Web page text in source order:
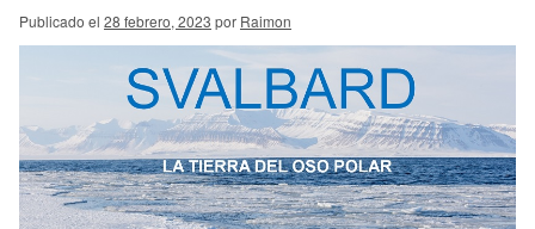
Publicado el 28 febrero, 2023 por Raimon